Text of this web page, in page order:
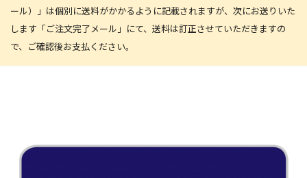
ール）」は個別に送料がかかるように記載されますが、次にお送りいた
します「ご注文完了メール」にて、送料は訂正させていただきますの
で、ご確認後お支払ください。